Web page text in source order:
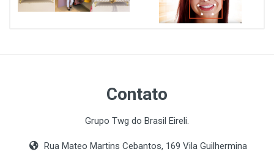
Contato
Grupo Twg do Brasil Eireli.
Rua Mateo Martins Cebantos, 169 Vila Guilhermina